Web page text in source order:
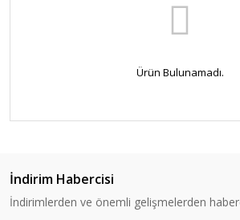
Ürün Bulunamadı.
İndirim Habercisi
İndirimlerden ve önemli gelişmelerden